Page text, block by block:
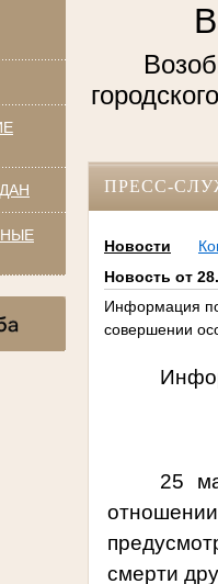
ПРЕСС-
Новости
Новость от
Информация
совершении
25
смерти